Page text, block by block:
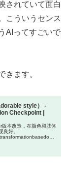
されていて面白
こういうセンス
AIってすごいで
きます。
style） -
Checkpoint |
本改造，在颜色和肢体
良好。